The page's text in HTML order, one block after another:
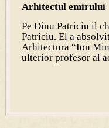
Arhitectul emirului
Pe Dinu Patriciu il
Patriciu. El a
Arhitectura “Ion
ulterior profesor al